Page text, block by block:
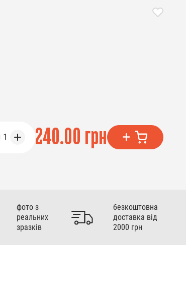
1 240.00 грн
фото з
реальних
зразків
безкоштовна
доставка від
2000 грн